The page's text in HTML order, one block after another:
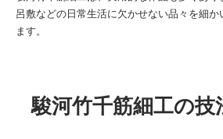
呂敷などの日常生活に欠かせない品々を細
ます。
駿河竹千筋細工の技